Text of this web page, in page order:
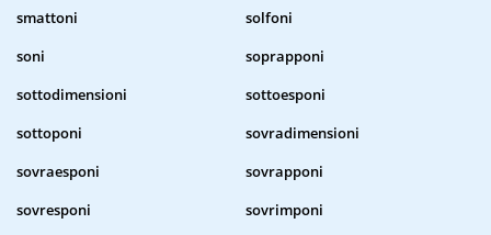
smattoni
solfoni
soni
soprapponi
sottodimensioni
sottoesponi
sottoponi
sovradimensioni
sovraesponi
sovrapponi
sovresponi
sovrimponi